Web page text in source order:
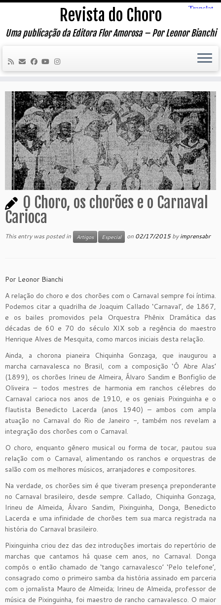
Skip
content
Revista do Choro
Uma publicação da Editora Flor Amorosa – Por Leonor Bianchi
O Choro, os chorões e o Carnaval
Carioca
This entry was posted in Artigos Especial on 02/17/2015 byimprensabr
Por Leonor Bianchi
A relação do choro e dos chorões com o Carnaval sempre foi íntima.
Podemos citar a quadrilha de Joaquim Callado ‘Carnaval’, de 1867,
e os bailes promovidos pela Orquestra Phênix Dramática das
décadas de 60 e 70 do século XIX sob a regência do maestro
Henrique Alves de Mesquita, como marcos iniciais desta relação.
Ainda, a chorona pianeira Chiquinha Gonzaga, que inaugurou a
marcha carnavalesca no Brasil, com a composição ‘Ô Abre Alas’
(1899), os chorões Irineu de Almeira, Álvaro Sandim e Bonfiglio de
Oliveira – todos mestres de harmonia em ranchos célebres do
Carnaval carioca nos anos de 1910, e os geniais Pixinguinha e o
flautista Benedicto Lacerda (anos 1940) – ambos com ampla
atuação no Carnaval do Rio de Janeiro -, também nos revelam a
integração dos chorões com o Carnaval.
O choro, enquanto gênero musical ou forma de tocar, pautou sua
relação com o Carnaval, alimentando os ranchos e orquestras de
salão com os melhores músicos, arranjadores e compositores.
Na verdade, os chorões sim é que tiveram presença preponderante
no Carnaval brasileiro, desde sempre. Callado, Chiquinha Gonzaga,
Irineu de Almeida, Álvaro Sandim, Pixinguinha, Donga, Benedicto
Lacerda e uma infinidade de chorões tem sua marca registrada na
história do Carnaval brasileiro.
Pixinguinha criou dez das dez introduções imortais do repertório de
marchas que cantamos há quase cem anos, no Carnaval. Donga
compôs o então chamado de ‘tango carnavalesco’ ‘Pelo telefone’,
consagrado como o primeiro samba da história assinado em parceria
com o jornalista Mauro de Almeida; Irineu de Almeida, professor de
música de Pixinguinha, foi maestro de rancho carnavalesco. O maior